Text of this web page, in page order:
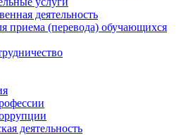
деятельность
приема (перевода) обучающихся
деятельность